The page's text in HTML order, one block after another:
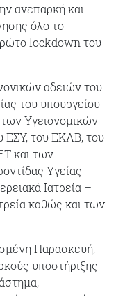
ανεπαρκή και
όλο το
lockdown του
αδειών του
του υπουργείου
Υγειονομικών
ΕΣΥ, του ΕΚΑΒ, του
και των
Υγείας
Ιατρεία –
καθώς και των
Παρασκευή,
υποστήριξης